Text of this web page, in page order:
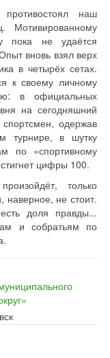
наш
Мотивированному
пока не удаётся
вновь взял верх
в четырёх сетах.
к своему личному
в официальных
на сегодняшний
одержав
турнире, в шутку
по «спортивному
цифры 100.
только
наверное, не стоит.
доля правды...
и собратьям по